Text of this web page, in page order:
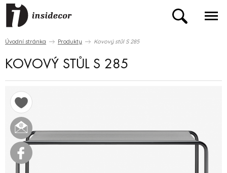
Úvodní stránka Produkty Kovový stůl S 285
KOVOVÝ STŮL S 285